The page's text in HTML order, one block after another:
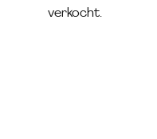
verkocht.